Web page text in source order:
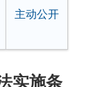
主动公开
实施条